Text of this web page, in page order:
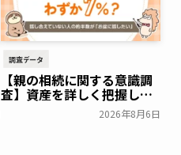
調査データ
【親の相続に関する意識調
査】資産を詳しく把握して
いる人はわずか7％？具体的
に話せていない人の約半数
2026年8月6日